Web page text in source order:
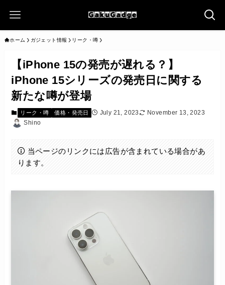
ホーム ガジェット情報 リーク・噂
【iPhone 15の発売が遅れる？】
iPhone 15シリーズの発売日に関する
新たな噂が登場
リーク・噂 価格・発売日 July 21, 2023
November 13, 2023
Shino
当ページのリンクには広告が含まれている場合があ
ります。